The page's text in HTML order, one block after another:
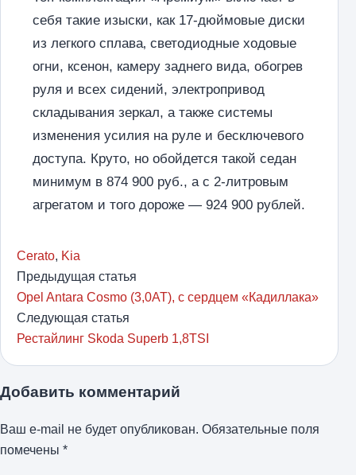
себя такие изыски, как 17-дюймовые диски
из легкого сплава‚ светодиодные ходовые
огни, ксенон, камеру заднего вида, обогрев
руля и всех сидений, электропривод
складывания зеркал, а также системы
изменения усилия на руле и бесключевого
доступа. Круто, но обойдется такой седан
минимум в 874 900 руб., а с 2-литровым
агрегатом и того дороже — 924 900 рублей.
Cerato, Kia
Предыдущая статья
Opel Antara Cosmo (3,0AT), с сердцем «Кадиллака»
Следующая статья
Рестайлинг Skoda Superb 1,8TSI
Добавить комментарий
Ваш e-mail не будет опубликован. Обязательные поля
помечены *